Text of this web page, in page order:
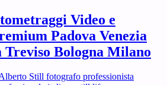
Video e
Padova Venezia
Treviso Bologna Milano